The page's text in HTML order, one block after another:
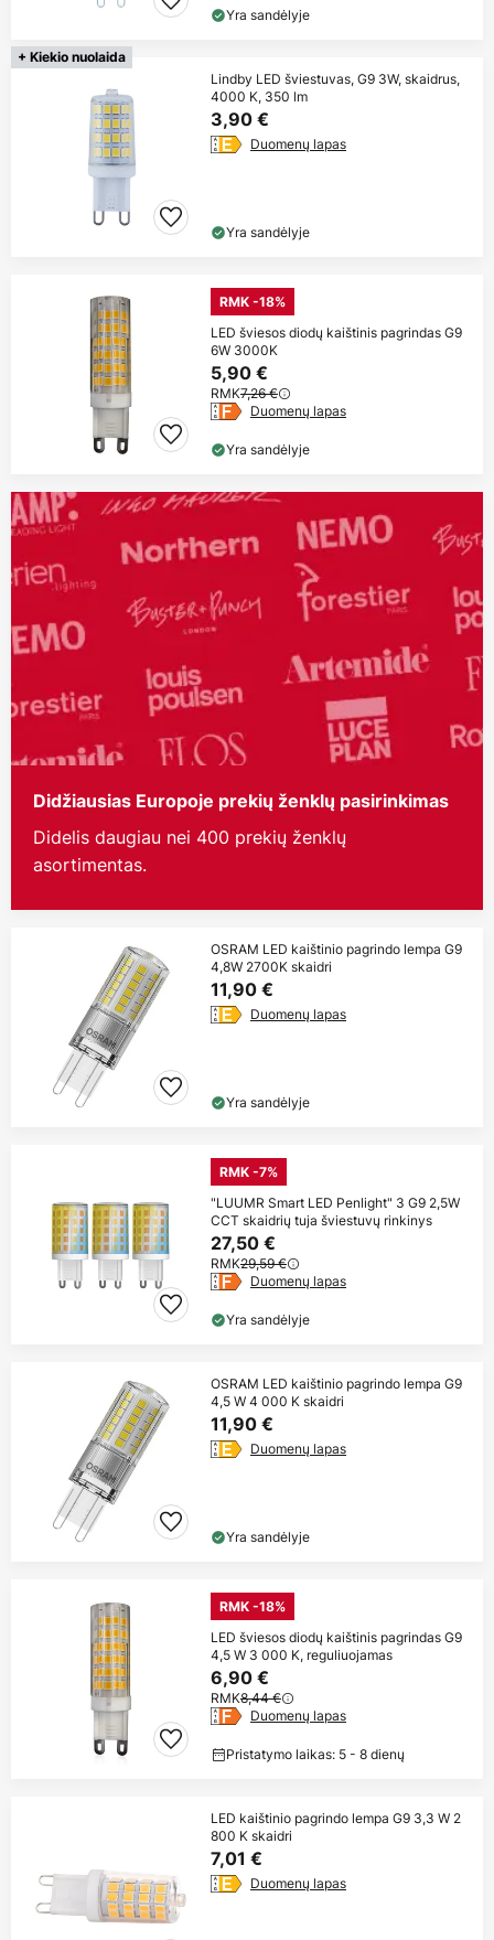
Yra sandėlyje
+ Kiekio nuolaida
Lindby LED šviestuvas, G9 3W, skaidrus,
4000 K, 350 lm
3,90 €
Duomenų lapas
Yra sandėlyje
RMK -18%
LED šviesos diodų kaištinis pagrindas G9
6W 3000K
5,90 €
RMK7,26 €
Duomenų lapas
Yra sandėlyje
Didžiausias Europoje prekių ženklų pasirinkimas
Didelis daugiau nei 400 prekių ženklų
asortimentas.
OSRAM LED kaištinio pagrindo lempa G9
4,8W 2700K skaidri
11,90 €
Duomenų lapas
Yra sandėlyje
RMK -7%
"LUUMR Smart LED Penlight" 3 G9 2,5W
CCT skaidrių tuja šviestuvų rinkinys
27,50 €
RMK29,59 €
Duomenų lapas
Yra sandėlyje
OSRAM LED kaištinio pagrindo lempa G9
4,5 W 4 000 K skaidri
11,90 €
Duomenų lapas
Yra sandėlyje
RMK -18%
LED šviesos diodų kaištinis pagrindas G9
4,5 W 3 000 K, reguliuojamas
6,90 €
RMK8,44 €
Duomenų lapas
Pristatymo laikas: 5 - 8 dienų
LED kaištinio pagrindo lempa G9 3,3 W 2
800 K skaidri
7,01 €
Duomenų lapas